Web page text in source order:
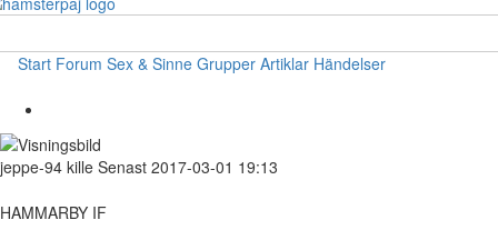
Start Forum Sex & Sinne Grupper Artiklar Händelser
jeppe-94 kille Senast 2017-03-01 19:13
HAMMARBY IF